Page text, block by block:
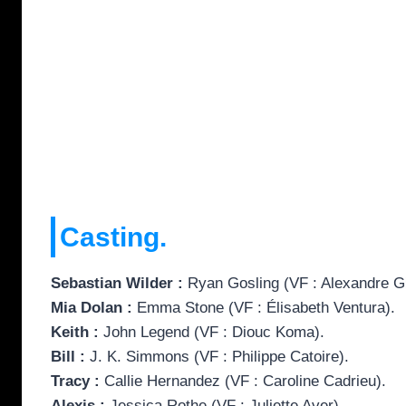
Casting.
Sebastian Wilder : Ryan Gosling (VF : Alexandre
Mia Dolan : Emma Stone (VF : Élisabeth Ventura).
Keith : John Legend (VF : Diouc Koma).
Bill : J. K. Simmons (VF : Philippe Catoire).
Tracy : Callie Hernandez (VF : Caroline Cadrieu).